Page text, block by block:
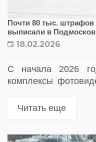
Почти 80 тыс. штрафов
выписали в
18.02.2026
С начала 2026
комплексы
безопасности у
Читать еще